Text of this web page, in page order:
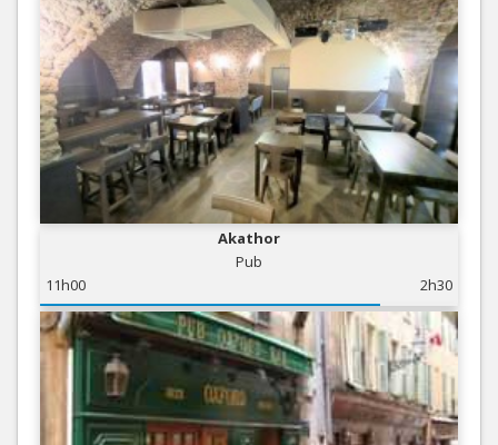
Akathor
Pub
11h00
2h30